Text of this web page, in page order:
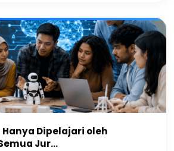
Hanya Dipelajari oleh
Jur...